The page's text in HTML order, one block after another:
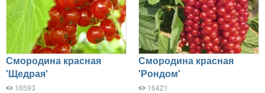
Смородина красная
'Щедрая'
16593
Смородина красная
'Рондом'
16421